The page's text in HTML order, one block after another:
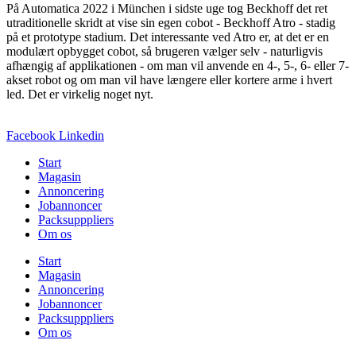
På Automatica 2022 i München i sidste uge tog Beckhoff det ret
utraditionelle skridt at vise sin egen cobot - Beckhoff Atro - stadig
på et prototype stadium. Det interessante ved Atro er, at det er en
modulært opbygget cobot, så brugeren vælger selv - naturligvis
afhængig af applikationen - om man vil anvende en 4-, 5-, 6- eller 7-
akset robot og om man vil have længere eller kortere arme i hvert
led. Det er virkelig noget nyt.
Facebook Linkedin
Start
Magasin
Annoncering
Jobannoncer
Packsupppliers
Om os
Start
Magasin
Annoncering
Jobannoncer
Packsupppliers
Om os